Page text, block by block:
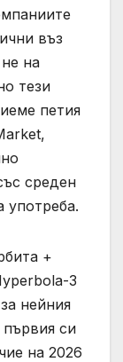
въз
на
тези
петия
среден
употреба.
+
3
нейния
първия си
на 2026